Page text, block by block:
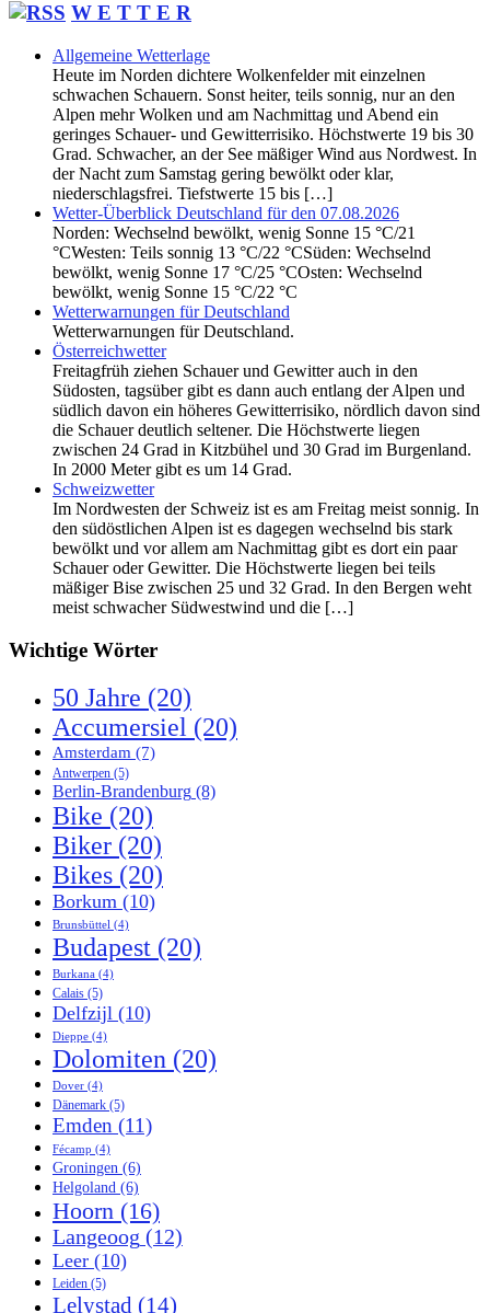
W E T T E R
Allgemeine Wetterlage
Heute im Norden dichtere Wolkenfelder mit einzelnen
schwachen Schauern. Sonst heiter, teils sonnig, nur an den
Alpen mehr Wolken und am Nachmittag und Abend ein
geringes Schauer- und Gewitterrisiko. Höchstwerte 19 bis 30
Grad. Schwacher, an der See mäßiger Wind aus Nordwest. In
der Nacht zum Samstag gering bewölkt oder klar,
niederschlagsfrei. Tiefstwerte 15 bis […]
Wetter-Überblick Deutschland für den 07.08.2026
Norden: Wechselnd bewölkt, wenig Sonne 15 °C/21
°CWesten: Teils sonnig 13 °C/22 °CSüden: Wechselnd
bewölkt, wenig Sonne 17 °C/25 °COsten: Wechselnd
bewölkt, wenig Sonne 15 °C/22 °C
Wetterwarnungen für Deutschland
Wetterwarnungen für Deutschland.
Österreichwetter
Freitagfrüh ziehen Schauer und Gewitter auch in den
Südosten, tagsüber gibt es dann auch entlang der Alpen und
südlich davon ein höheres Gewitterrisiko, nördlich davon sind
die Schauer deutlich seltener. Die Höchstwerte liegen
zwischen 24 Grad in Kitzbühel und 30 Grad im Burgenland.
In 2000 Meter gibt es um 14 Grad.
Schweizwetter
Im Nordwesten der Schweiz ist es am Freitag meist sonnig. In
den südöstlichen Alpen ist es dagegen wechselnd bis stark
bewölkt und vor allem am Nachmittag gibt es dort ein paar
Schauer oder Gewitter. Die Höchstwerte liegen bei teils
mäßiger Bise zwischen 25 und 32 Grad. In den Bergen weht
meist schwacher Südwestwind und die […]
Wichtige Wörter
50 Jahre (20)
Accumersiel (20)
Amsterdam (7)
Antwerpen (5)
Berlin-Brandenburg (8)
Bike (20)
Biker (20)
Bikes (20)
Borkum (10)
Brunsbüttel (4)
Budapest (20)
Burkana (4)
Calais (5)
Delfzijl (10)
Dieppe (4)
Dolomiten (20)
Dover (4)
Dänemark (5)
Emden (11)
Fécamp (4)
Groningen (6)
Helgoland (6)
Hoorn (16)
Langeoog (12)
Leer (10)
Leiden (5)
Lelystad (14)